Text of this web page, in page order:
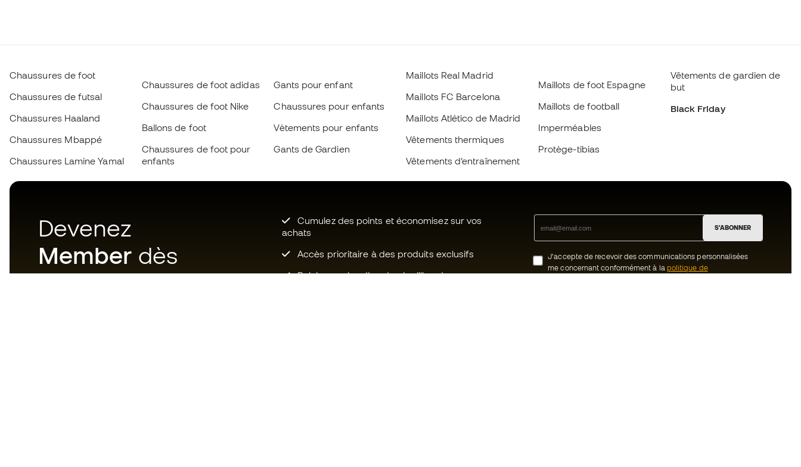
Chaussures de foot
Chaussures de futsal
Chaussures Haaland
Chaussures Mbappé
Chaussures Lamine Yamal
Chaussures de foot adidas
Chaussures de foot Nike
Ballons de foot
Chaussures de foot pour
enfants
Gants pour enfant
Chaussures pour enfants
Vètements pour enfants
Gants de Gardien
Maillots Real Madrid
Maillots FC Barcelona
Maillots Atlético de Madrid
Vêtements thermiques
Vêtements d’entraînement
Maillots de foot Espagne
Maillots de football
Imperméables
Protège-tibias
Vêtements de gardien de
but
Black Friday
Devenez
Member dès
maintenant
Cumulez des points et économisez sur vos
achats
Accès prioritaire à des produits exclusifs
Rejoignez plus d’un demi-million de
S'ABONNER
J’accepte de recevoir des communications personnalisées
me concernant conformément à la politique de